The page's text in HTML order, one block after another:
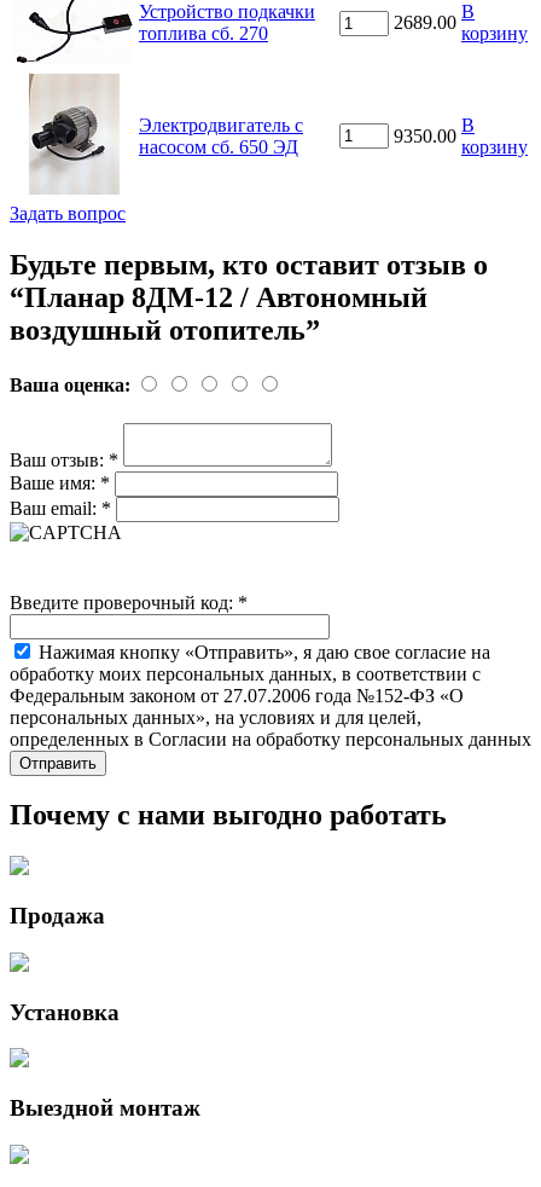
Устройство подкачки
топлива сб. 270
2689.00
В
корзину
Электродвигатель с
насосом сб. 650 ЭД
9350.00
В
корзину
Задать вопрос
Будьте первым, кто оставит отзыв о
“Планар 8ДМ-12 / Автономный
воздушный отопитель”
Ваша оценка:
Ваш отзыв: *
Ваше имя: *
Ваш email: *
Введите проверочный код: *
Нажимая кнопку «Отправить», я даю свое согласие на
обработку моих персональных данных, в соответствии с
Федеральным законом от 27.07.2006 года №152-ФЗ «О
персональных данных», на условиях и для целей,
определенных в Согласии на обработку персональных данных
Почему с нами выгодно работать
Продажа
Установка
Выездной монтаж